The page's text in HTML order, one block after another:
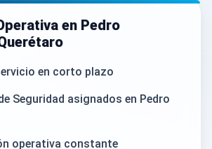
en Pedro
en corto plazo
Seguridad asignados en Pedro
operativa constante